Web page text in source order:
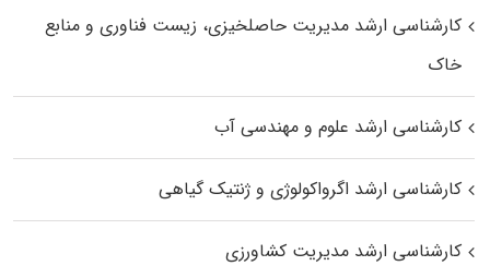
کارشناسی ارشد مدیریت حاصلخیزی، زیست فناوری و منابع
خاک
کارشناسی ارشد علوم و مهندسی آب
کارشناسی ارشد اگرواکولوژی و ژنتیک گیاهی
کارشناسی ارشد مدیریت کشاورزی